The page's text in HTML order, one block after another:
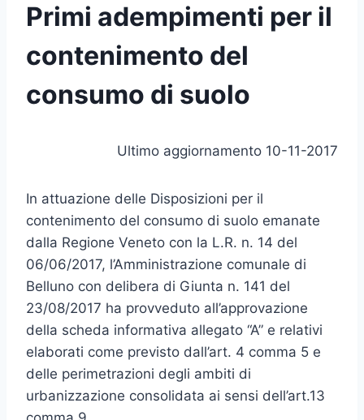
Primi adempimenti per il
contenimento del
consumo di suolo
Ultimo aggiornamento 10-11-2017
In attuazione delle Disposizioni per il
contenimento del consumo di suolo emanate
dalla Regione Veneto con la L.R. n. 14 del
06/06/2017, l’Amministrazione comunale di
Belluno con delibera di Giunta n. 141 del
23/08/2017 ha provveduto all’approvazione
della scheda informativa allegato “A” e relativi
elaborati come previsto dall’art. 4 comma 5 e
delle perimetrazioni degli ambiti di
urbanizzazione consolidata ai sensi dell’art.13